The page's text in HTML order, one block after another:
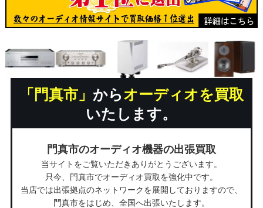
「門真市」 からオーディオを買取
いたします。
門真市のオーディオ機器の出張買取
当サイトをご覧いただきありがとうございます。
只今、門真市でオーディオ買取を強化中です。
当店では出張拠点のネットワークを展開しておりますので、
門真市をはじめ、全国へ出張いたします。